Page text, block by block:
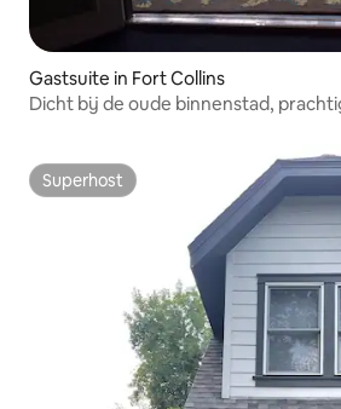
Gastsuite in Fort Collins
Dicht bij de oude binnenstad,
Superhost
Superhost